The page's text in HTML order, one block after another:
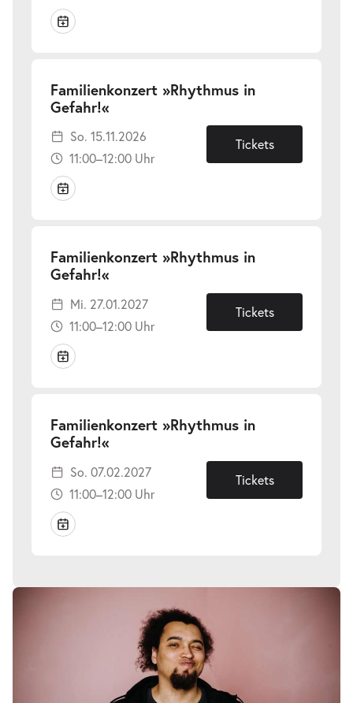
Familienkonzert »Rhythmus in
Gefahr!«
15.11.2026
So. 15.11.2026
11:00–12:00 Uhr
Tickets
Familienkonzert »Rhythmus in
Gefahr!«
27.01.2027
Mi. 27.01.2027
11:00–12:00 Uhr
Tickets
Familienkonzert »Rhythmus in
Gefahr!«
07.02.2027
So. 07.02.2027
11:00–12:00 Uhr
Tickets